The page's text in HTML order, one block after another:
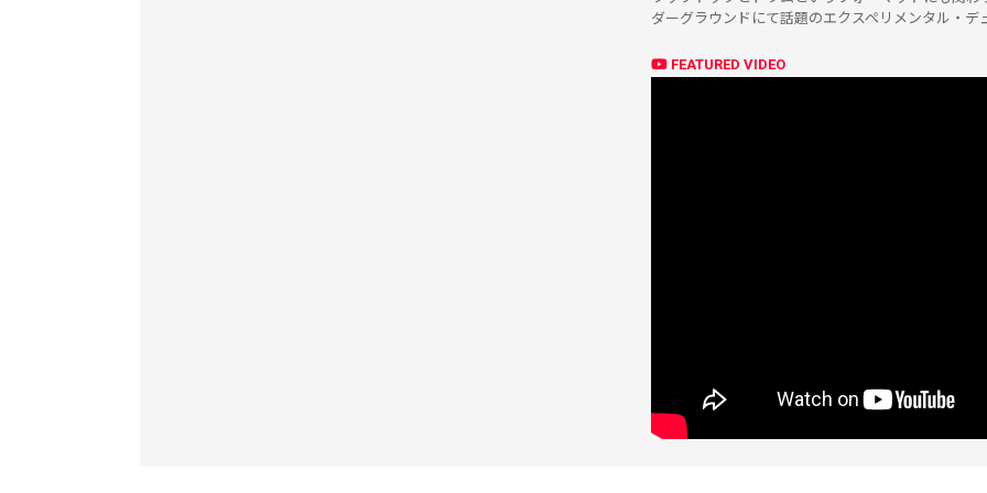
ダーグラウンドにて話題のエクスペリメンタル・デ
FEATURED VIDEO